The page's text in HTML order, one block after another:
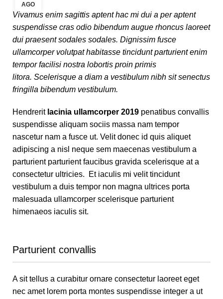
AGO
Vivamus enim sagittis aptent hac mi dui a per aptent
suspendisse cras odio bibendum augue rhoncus laoreet
dui praesent sodales sodales. Dignissim fusce
ullamcorper volutpat habitasse tincidunt parturient enim
tempor facilisi nostra lobortis proin primis
litora. Scelerisque a diam a vestibulum nibh sit senectus
fringilla bibendum vestibulum.
Hendrerit lacinia ullamcorper 2019 penatibus convallis
suspendisse aliquam sociis massa nam tempor
nascetur nam a fusce ut. Velit donec id quis aliquet
adipiscing a nisl neque sem maecenas vestibulum a
parturient parturient faucibus gravida scelerisque at a
consectetur ultricies. Et iaculis mi velit tincidunt
vestibulum a duis tempor non magna ultrices porta
malesuada ullamcorper scelerisque parturient
himenaeos iaculis sit.
Parturient convallis
A sit tellus a curabitur ornare consectetur laoreet eget
nec amet lorem porta montes suspendisse integer a ut